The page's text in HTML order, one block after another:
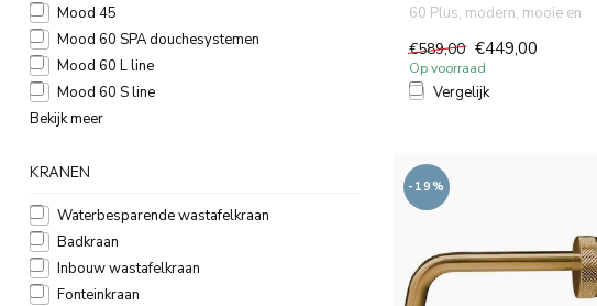
Mood 45
Mood 60 SPA douchesystemen
Mood 60 L line
Mood 60 S line
Bekijk meer
KRANEN
Waterbesparende wastafelkraan
Badkraan
Inbouw wastafelkraan
Fonteinkraan
60 Plus, modern, mooie en
kraan...
€589,00 €449,00
Op voorraad
Vergelijk
-19%